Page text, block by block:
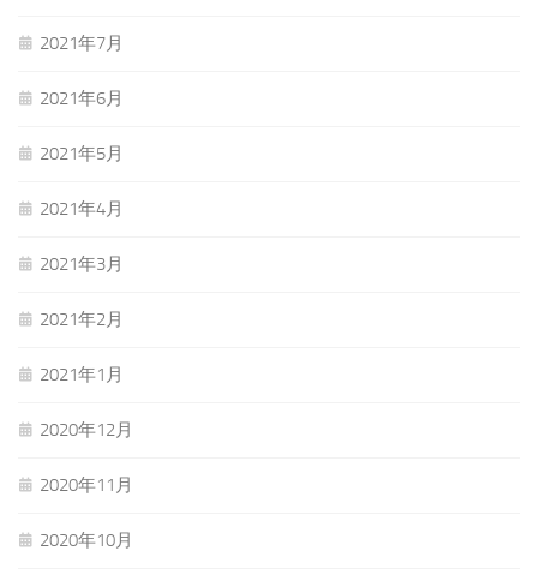
2021年7月
2021年6月
2021年5月
2021年4月
2021年3月
2021年2月
2021年1月
2020年12月
2020年11月
2020年10月